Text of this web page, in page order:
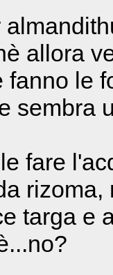
allora
fanno le
sembra
fare
targa e